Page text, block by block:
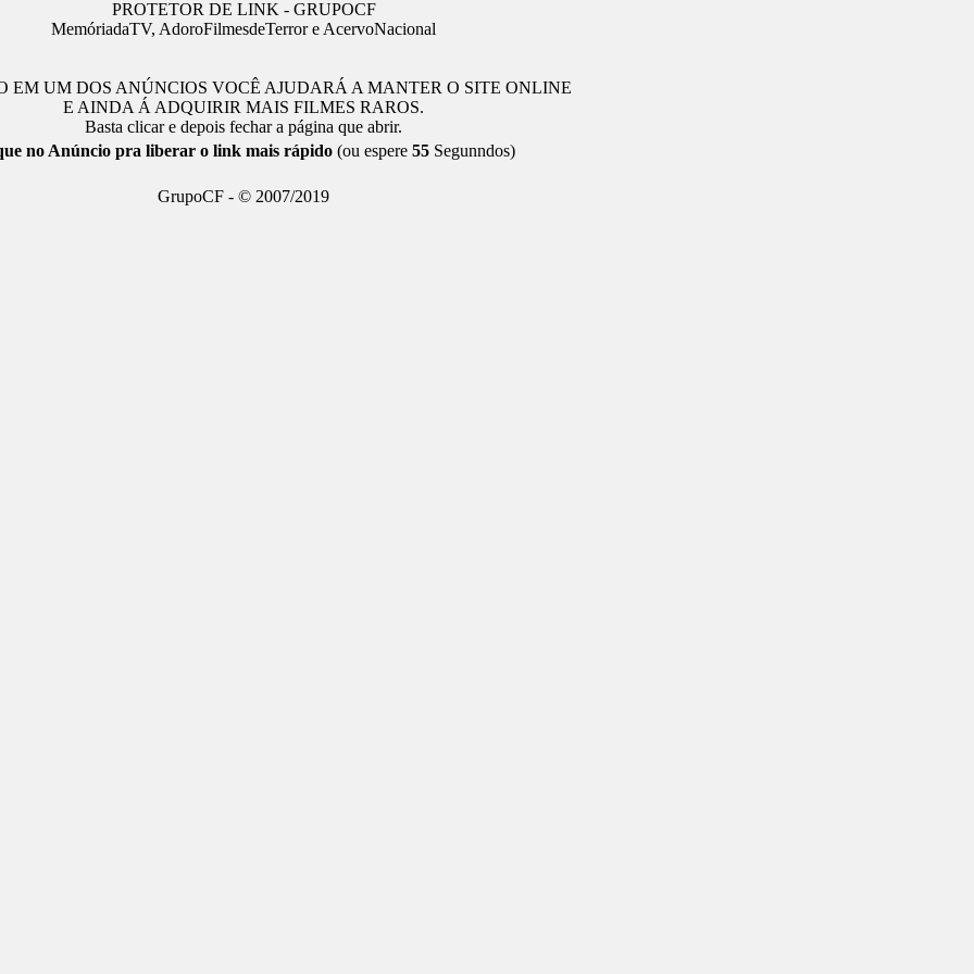
PROTETOR DE LINK - GRUPOCF
MemóriadaTV, AdoroFilmesdeTerror e AcervoNacional
EM UM DOS ANÚNCIOS VOCÊ AJUDARÁ A MANTER O SITE ONLINE
E AINDA Á ADQUIRIR MAIS FILMES RAROS.
Basta clicar e depois fechar a página que abrir.
no Anúncio pra liberar o link mais rápido(ou espere 55Segunndos)
GrupoCF - © 2007/2019